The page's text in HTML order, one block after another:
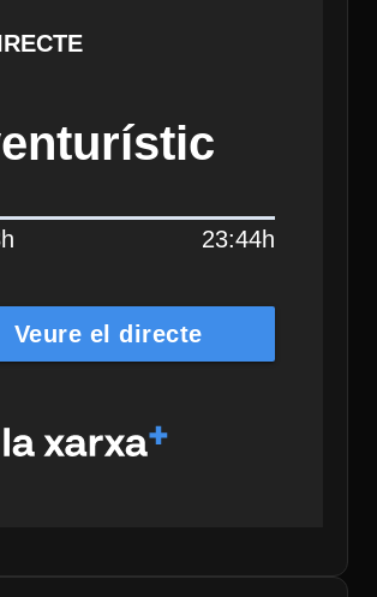
23:44h
Veure el directe